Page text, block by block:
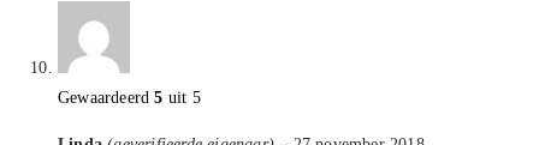
Gewaardeerd5 uit 5